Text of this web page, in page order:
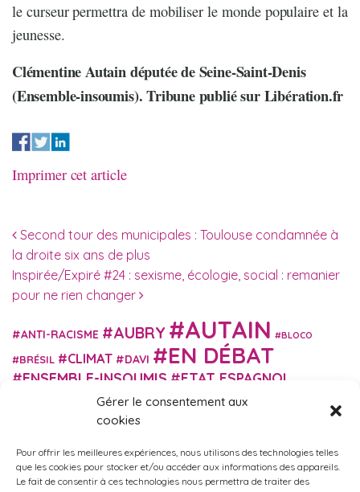
Gérer le consentement aux
cookies
Pour offrir les meilleures expériences, nous utilisons des technologies telles
que les cookies pour stocker et/ou accéder aux informations des appareils.
Le fait de consentir à ces technologies nous permettra de traiter des
le curseur permettra de mobiliser le monde populaire et la
jeunesse.
Clémentine Autain députée de Seine-Saint-Denis
(Ensemble-insoumis). Tribune publié sur Libération.fr
Imprimer cet article
Navigation des articles
Second tour des municipales : Toulouse condamnée à
la droite six ans de plus
Inspirée/Expiré #24 : sexisme, écologie, social : remanier
pour ne rien changer
ANTI-RACISME AUBRY AUTAIN BLOCO
BRÉSIL CLIMAT DAVI EN DÉBAT
ENSEMBLE-INSOUMIS ETAT ESPAGNOL
EUROPE EXTRÊME DROITE FASCISME
FRANCE INSOUMISE
HISTOIRE IMMIGRATION ISRAËL PALESTINE ITALIE
MACRON MARTIN MARXISME MIGRANT-ES